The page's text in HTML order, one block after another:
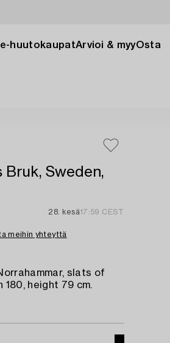
huutokaupatArvioi & myyOsta
Sweden,
28. kesä17:59 CEST
meihin yhteyttä
slats of
height 79 cm.